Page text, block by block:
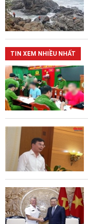
TIN XEM NHIỀU NHẤT